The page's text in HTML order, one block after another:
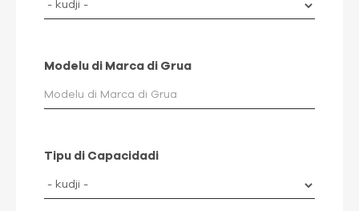
Modelu di Marca di Grua
Tipu di Capacidadi